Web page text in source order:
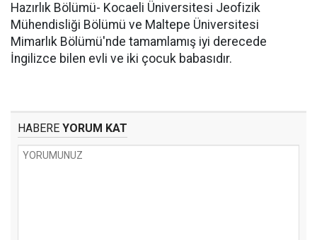
Hazırlık Bölümü- Kocaeli Üniversitesi Jeofizik
Mühendisliği Bölümü ve Maltepe Üniversitesi
Mimarlık Bölümü'nde tamamlamış iyi derecede
İngilizce bilen evli ve iki çocuk babasıdır.
HABERE YORUM KAT